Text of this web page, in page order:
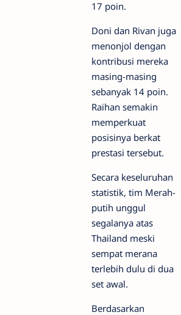
17 poin.
Doni dan Rivan juga
menonjol dengan
kontribusi mereka
masing-masing
sebanyak 14 poin.
Raihan semakin
memperkuat
posisinya berkat
prestasi tersebut.
Secara keseluruhan
statistik, tim Merah-
putih unggul
segalanya atas
Thailand meski
sempat merana
terlebih dulu di dua
set awal.
Berdasarkan